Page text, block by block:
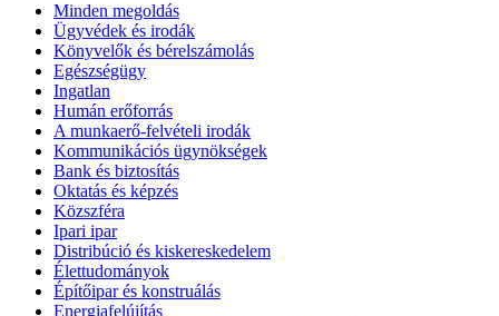
Minden megoldás
Ügyvédek és irodák
Könyvelők és bérelszámolás
Egészségügy
Ingatlan
Humán erőforrás
A munkaerő-felvételi irodák
Kommunikációs ügynökségek
Bank és biztosítás
Oktatás és képzés
Közszféra
Ipari ipar
Distribúció és kiskereskedelem
Élettudományok
Építőipar és konstruálás
Energiafelújítás